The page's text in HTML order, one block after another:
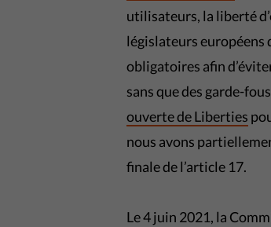
utilisateurs, la liberté
législateurs européens
obligatoires afin
sans que des garde-
ouverte de Liberties
nous avons
finale de l’article 17.
Le 4 juin 2021, la